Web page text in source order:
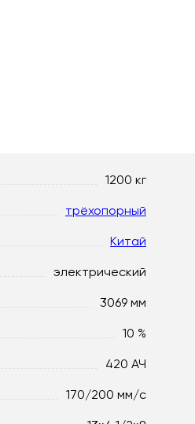
1200 кг
трёхопорный
Китай
электрический
3069 мм
10 %
420 АЧ
170/200 мм/с